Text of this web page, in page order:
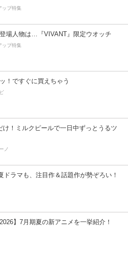
ップ特集
場人物は…『VIVANT』限定ウオッチ
ップ特集
！ですぐに買えちゃう
け！ミルクピールで一日中ずっとうるツ
ノ
ドラマも、注目作＆話題作が勢ぞろい！
】7月期夏の新アニメを一挙紹介！